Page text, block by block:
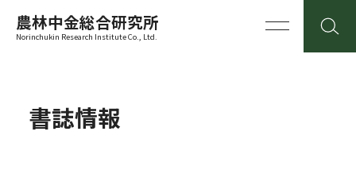
農林中金総合研究所
Norinchukin Research Institute Co., Ltd.
書誌情報